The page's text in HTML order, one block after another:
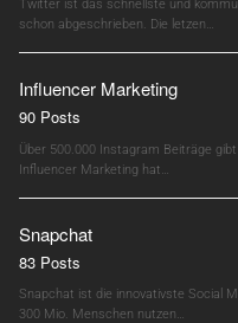
Twitter ist das schnellste und
schon abgeschrieben. Die letzen…
Influencer Marketing
90 Posts
Über 500.000 Instagram Beiträge
Influencer Marketing hat…
Snapchat
83 Posts
Snapchat ist die innovativste Social
300 Mio. Menschen nutzen…